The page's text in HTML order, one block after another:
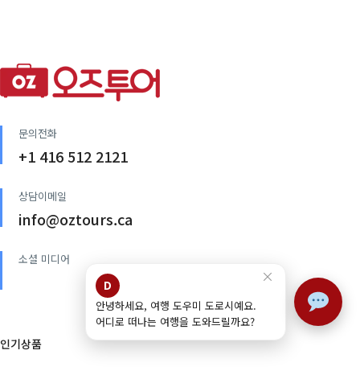
문의전화
+1 416 512 2121
상담이메일
info@oztours.ca
소셜 미디어
인기상품
D
안녕하세요, 여행 도우미 도로시예요.
어디로 떠나는 여행을 도와드릴까요?
×